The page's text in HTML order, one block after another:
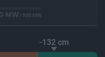
MW/ 500 MW
-132 cm